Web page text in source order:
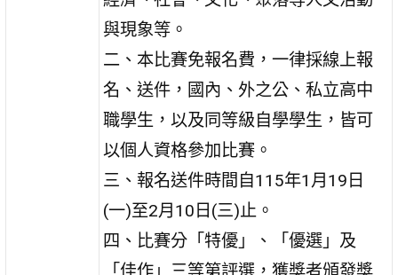
與現象等。
二、本比賽免報名費，一律採線上報
名、送件，國內、外之公、私立高中
職學生，以及同等級自學學生，皆可
以個人資格參加比賽。
三、報名送件時間自115年1月19日
(一)至2月10日(三)止。
四、比賽分「特優」、「優選」及